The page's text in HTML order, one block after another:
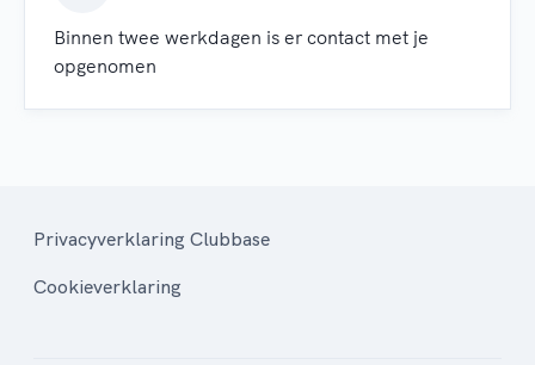
Binnen twee werkdagen is er contact met je
opgenomen
Privacyverklaring Clubbase
Cookieverklaring